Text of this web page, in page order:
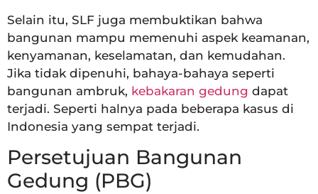
Selain itu, SLF juga membuktikan bahwa
bangunan mampu memenuhi aspek keamanan,
kenyamanan, keselamatan, dan kemudahan.
Jika tidak dipenuhi, bahaya-bahaya seperti
bangunan ambruk, kebakaran gedung dapat
terjadi. Seperti halnya pada beberapa kasus di
Indonesia yang sempat terjadi.
Persetujuan Bangunan
Gedung (PBG)